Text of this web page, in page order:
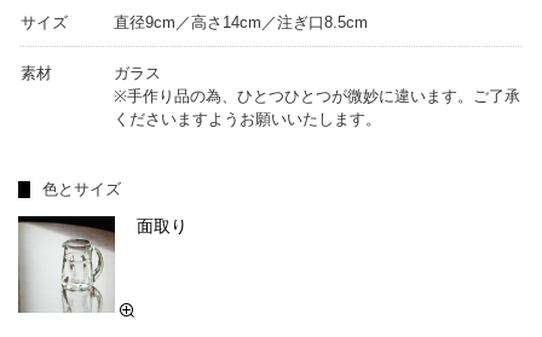
サイズ 直径9cm／高さ14cm／注ぎ口8.5cm
素材
ガラス
※手作り品の為、ひとつひとつが微妙に違います。ご了承
くださいますようお願いいたします。
色とサイズ
面取り